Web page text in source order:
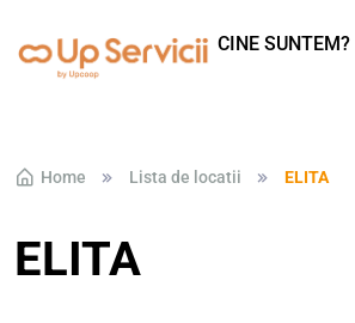
Skip to navigation
Skip to content
CINE SUNTEM?
Home Lista de locatii ELITA
ELITA